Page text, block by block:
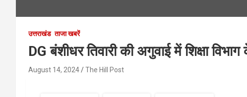
उत्तराखंड ताजा खबरें
DG बंशीधर तिवारी की अगुवाई में शिक्षा
August 14, 2024 The Hill Post